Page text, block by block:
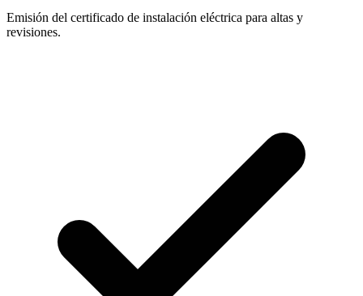
Emisión del certificado de instalación eléctrica para altas y
revisiones.